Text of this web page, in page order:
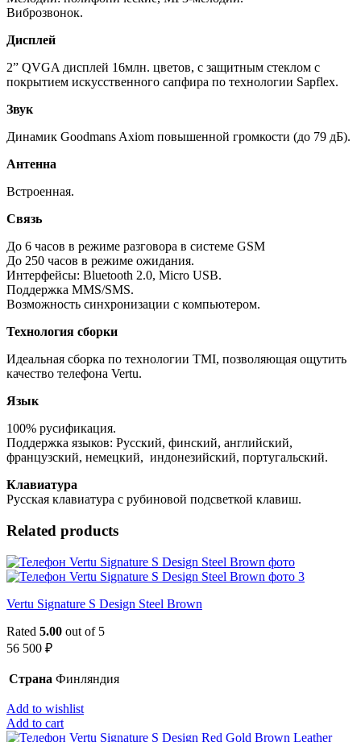
Виброзвонок.
Дисплей
2” QVGA дисплей 16млн. цветов, с защитным стеклом с
покрытием искусственного сапфира по технологии Sapflex.
Звук
Динамик Goodmans Axiom повышенной громкости (до 79 дБ).
Антенна
Встроенная.
Связь
До 6 часов в режиме разговора в системе GSM
До 250 часов в режиме ожидания.
Интерфейсы: Bluetooth 2.0, Micro USB.
Поддержка MMS/SMS.
Возможность синхронизации с компьютером.
Технология сборки
Идеальная сборка по технологии TMI, позволяющая ощутить
качество телефона Vertu.
Язык
100% русификация.
Поддержка языков: Русский, финский, английский,
французский, немецкий, индонезийский, португальский.
Клавиатура
Русская клавиатура с рубиновой подсветкой клавиш.
Related products
Vertu Signature S Design Steel Brown
Rated 5.00 out of 5
56 500 ₽
Страна Финляндия
Add to wishlist
Add to cart